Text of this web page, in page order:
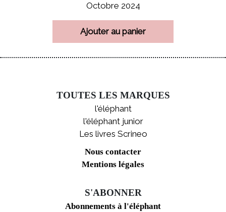
Octobre 2024
Ajouter au panier
TOUTES LES MARQUES
l'éléphant
l'éléphant junior
Les livres Scrineo
Nous contacter
Mentions légales
S'ABONNER
Abonnements à l'éléphant